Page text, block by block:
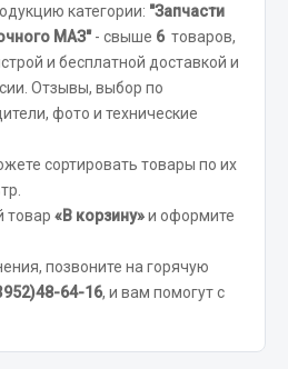
категории: "Запчасти
МАЗ"- свыше 6 товаров,
и бесплатной доставкой и
Отзывы, выбор по
фото и технические
сортировать товары по их
товар «В корзину»и оформите
позвоните на горячую
64-16, и вам помогут с